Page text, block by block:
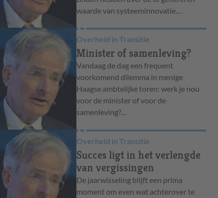
waarde van systeeminnovatie.…
Overheid in Transitie
Minister of samenleving?
Vandaag de dag een frequent
voorkomend dilemma in menige
Haagse ambtelijke toren: werk je nou
voor de minister of voor de
samenleving?…
Overheid in Transitie
Succes ligt in het verlengde
van vergissingen
De jaarwisseling blijft een prima
moment om even wat achterover te